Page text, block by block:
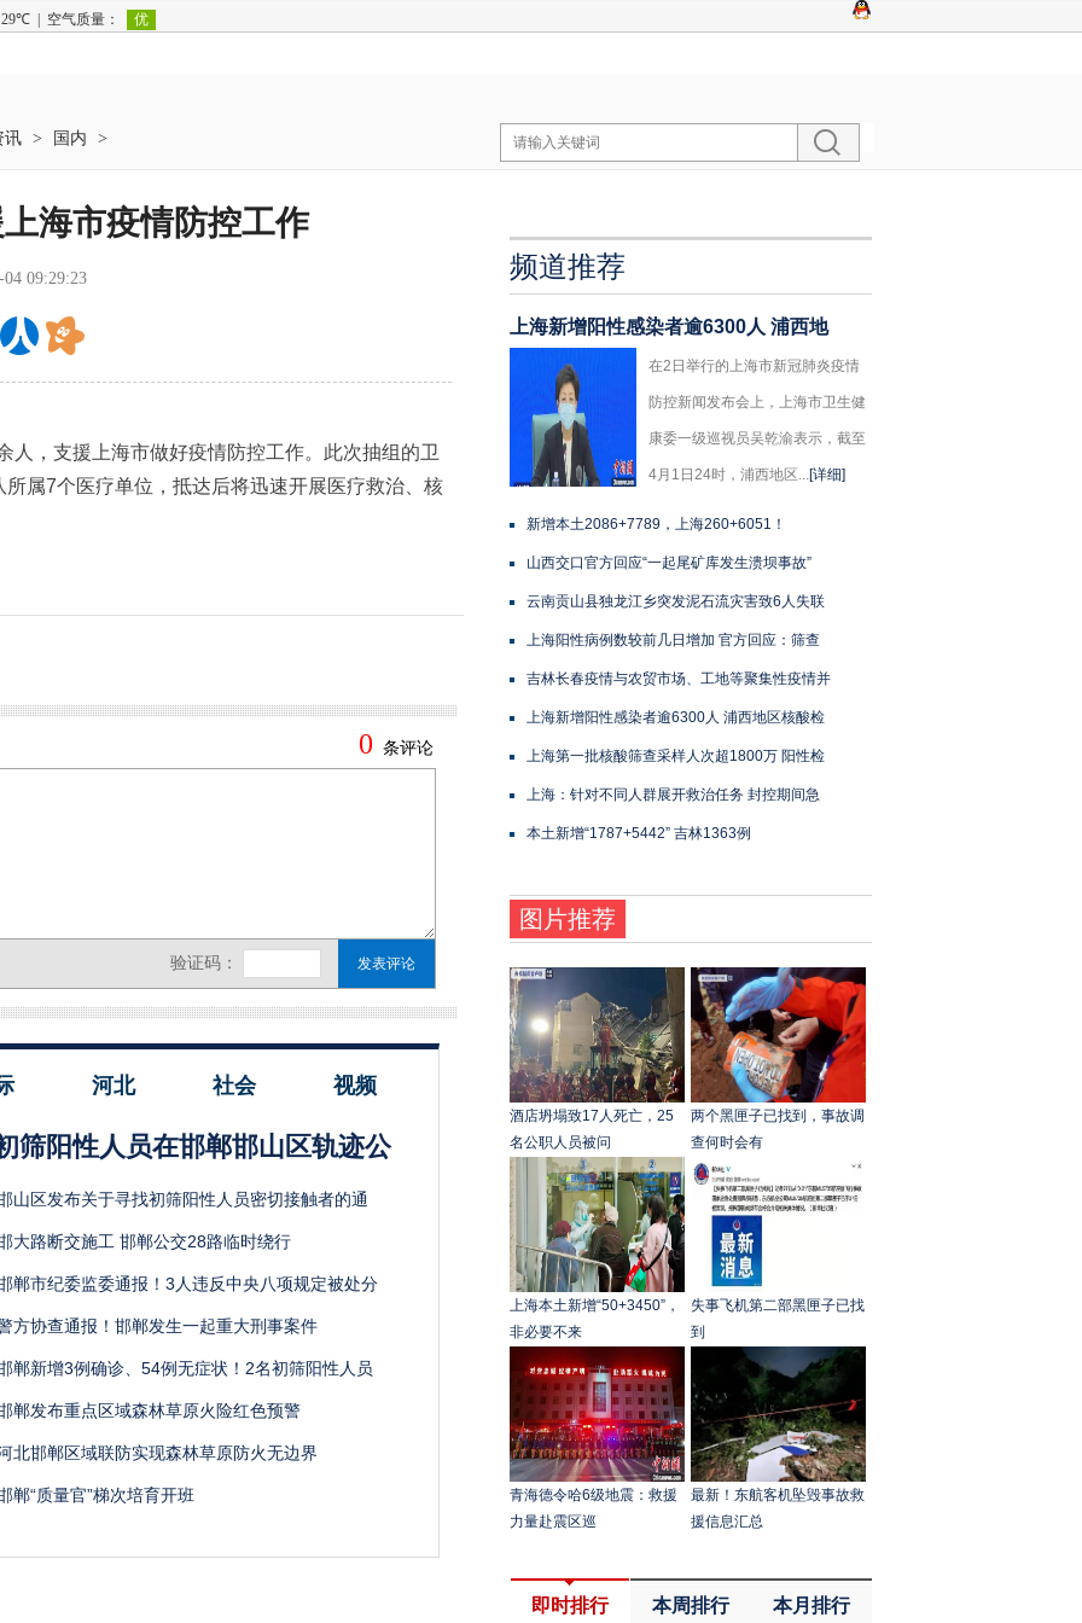
讯 > 国内 >
海市疫情防控工作
04 09:29:23
支援上海市做好疫情防控工作。此次抽组的卫
属7个医疗单位，抵达后将迅速开展医疗救治、核
河北 社会 视频
筛阳性人员在邯郸邯山区轨迹公
山区发布关于寻找初筛阳性人员密切接触者的通
大路断交施工 邯郸公交28路临时绕行
郸市纪委监委通报！3人违反中央八项规定被处分
方协查通报！邯郸发生一起重大刑事案件
郸新增3例确诊、54例无症状！2名初筛阳性人员
郸发布重点区域森林草原火险红色预警
北邯郸区域联防实现森林草原防火无边界
郸“质量官”梯次培育开班
频道推荐
上海新增阳性感染者逾6300人 浦西地
在2日举行的上海市新冠肺炎疫情
防控新闻发布会上，上海市卫生健
康委一级巡视员吴乾渝表示，截至
4月1日24时，浦西地区...[详细]
新增本土2086+7789，上海260+6051！
山西交口官方回应“一起尾矿库发生溃坝事故”
云南贡山县独龙江乡突发泥石流灾害致6人失联
上海阳性病例数较前几日增加 官方回应：筛查
吉林长春疫情与农贸市场、工地等聚集性疫情并
上海新增阳性感染者逾6300人 浦西地区核酸检
上海第一批核酸筛查采样人次超1800万 阳性检
上海：针对不同人群展开救治任务 封控期间急
本土新增“1787+5442” 吉林1363例
图片推荐
酒店坍塌致17人死亡，25
名公职人员被问
​两个黑匣子已找到，事故调
查何时会有
上海本土新增“50+3450”，
非必要不来
失事飞机第二部黑匣子已找
到
青海德令哈6级地震：救援
力量赴震区巡
最新！东航客机坠毁事故救
援信息汇总
即时排行 本周排行 本月排行